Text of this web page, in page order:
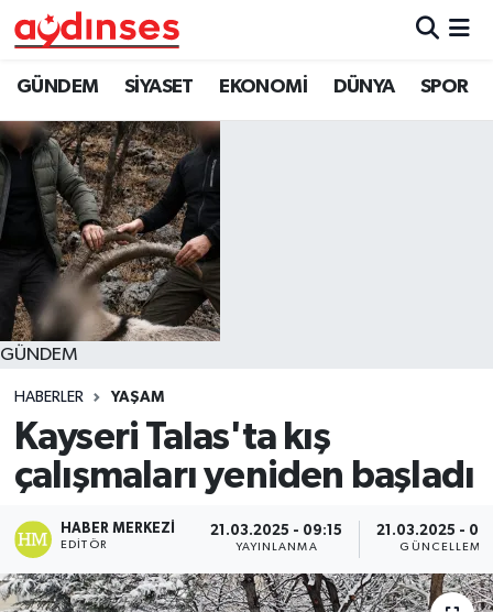
GÜNDEM SİYASET EKONOMİ DÜNYA SPOR
GÜNDEM
HABERLER YAŞAM
Kayseri Talas'ta kış
çalışmaları yeniden başladı
HABER MERKEZI
EDITÖR
21.03.2025 - 09:15
YAYINLANMA
21.03.2025 -
GÜNCELLEME
GÜNDEM
SİYASET
EKONOMİ
DÜNYA
SPOR
MAGAZİN
Nöbetçi Eczaneler
Hava Durumu
Aydin Namaz Vakitleri
Trafik Durumu
Süper Lig Puan Durumu ve Fikstür
Tüm Manşetler
Son Dakika Haberleri
Haber Arşivi